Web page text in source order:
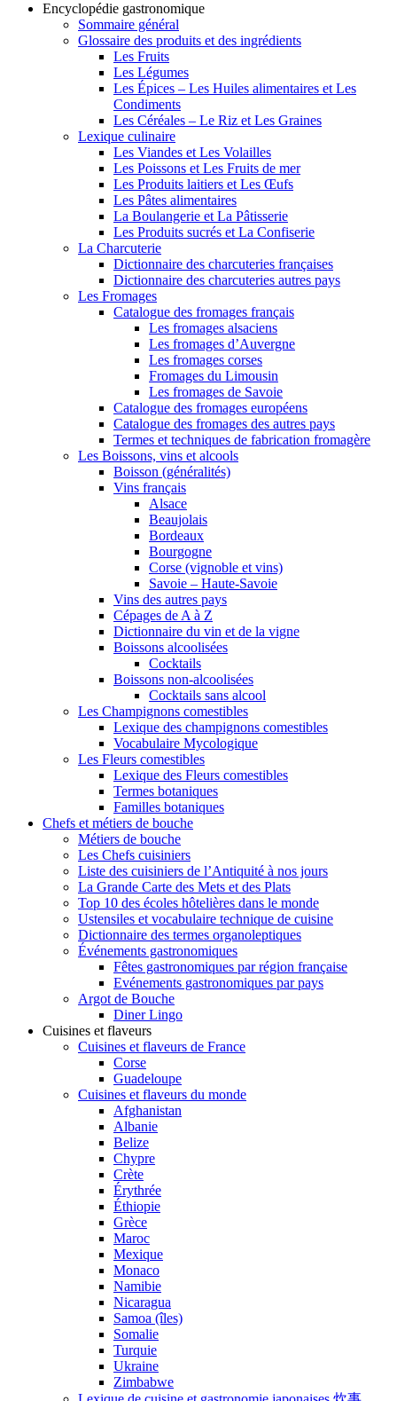
Encyclopédie gastronomique
Sommaire général
Glossaire des produits et des ingrédients
Les Fruits
Les Légumes
Les Épices – Les Huiles alimentaires et Les
Condiments
Les Céréales – Le Riz et Les Graines
Lexique culinaire
Les Viandes et Les Volailles
Les Poissons et Les Fruits de mer
Les Produits laitiers et Les Œufs
Les Pâtes alimentaires
La Boulangerie et La Pâtisserie
Les Produits sucrés et La Confiserie
La Charcuterie
Dictionnaire des charcuteries françaises
Dictionnaire des charcuteries autres pays
Les Fromages
Catalogue des fromages français
Les fromages alsaciens
Les fromages d’Auvergne
Les fromages corses
Fromages du Limousin
Les fromages de Savoie
Catalogue des fromages européens
Catalogue des fromages des autres pays
Termes et techniques de fabrication fromagère
Les Boissons, vins et alcools
Boisson (généralités)
Vins français
Alsace
Beaujolais
Bordeaux
Bourgogne
Corse (vignoble et vins)
Savoie – Haute-Savoie
Vins des autres pays
Cépages de A à Z
Dictionnaire du vin et de la vigne
Boissons alcoolisées
Cocktails
Boissons non-alcoolisées
Cocktails sans alcool
Les Champignons comestibles
Lexique des champignons comestibles
Vocabulaire Mycologique
Les Fleurs comestibles
Lexique des Fleurs comestibles
Termes botaniques
Familles botaniques
Chefs et métiers de bouche
Métiers de bouche
Les Chefs cuisiniers
Liste des cuisiniers de l’Antiquité à nos jours
La Grande Carte des Mets et des Plats
Top 10 des écoles hôtelières dans le monde
Ustensiles et vocabulaire technique de cuisine
Dictionnaire des termes organoleptiques
Événements gastronomiques
Fêtes gastronomiques par région française
Evénements gastronomiques par pays
Argot de Bouche
Diner Lingo
Cuisines et flaveurs
Cuisines et flaveurs de France
Corse
Guadeloupe
Cuisines et flaveurs du monde
Afghanistan
Albanie
Belize
Chypre
Crète
Érythrée
Éthiopie
Grèce
Maroc
Mexique
Monaco
Namibie
Nicaragua
Samoa (îles)
Somalie
Turquie
Ukraine
Zimbabwe